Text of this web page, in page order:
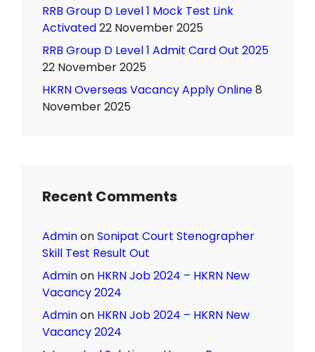
RRB Group D Level 1 Mock Test Link
Activated22 November 2025
RRB Group D Level 1 Admit Card Out 2025
22 November 2025
HKRN Overseas Vacancy Apply Online8
November 2025
Recent Comments
AdminonSonipat Court Stenographer
Skill Test Result Out
Adminon HKRN Job 2024 – HKRN New
Vacancy 2024
Adminon HKRN Job 2024 – HKRN New
Vacancy 2024